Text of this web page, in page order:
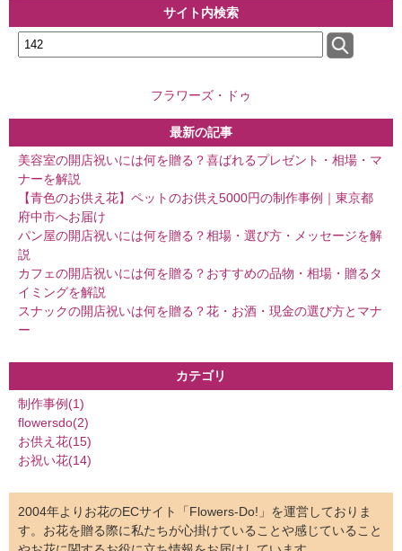
サイト内検索
フラワーズ・ドゥ
最新の記事
美容室の開店祝いには何を贈る？喜ばれるプレゼント・相場・マ
ナーを解説
【青色のお供え花】ペットのお供え5000円の制作事例｜東京都
府中市へお届け
パン屋の開店祝いには何を贈る？相場・選び方・メッセージを解
説
カフェの開店祝いには何を贈る？おすすめの品物・相場・贈るタ
イミングを解説
スナックの開店祝いは何を贈る？花・お酒・現金の選び方とマナ
ー
カテゴリ
制作事例(1)
flowersdo(2)
お供え花(15)
お祝い花(14)
2004年よりお花のECサイト「Flowers-Do!」を運営しておりま
す。お花を贈る際に私たちが心掛けていることや感じていること